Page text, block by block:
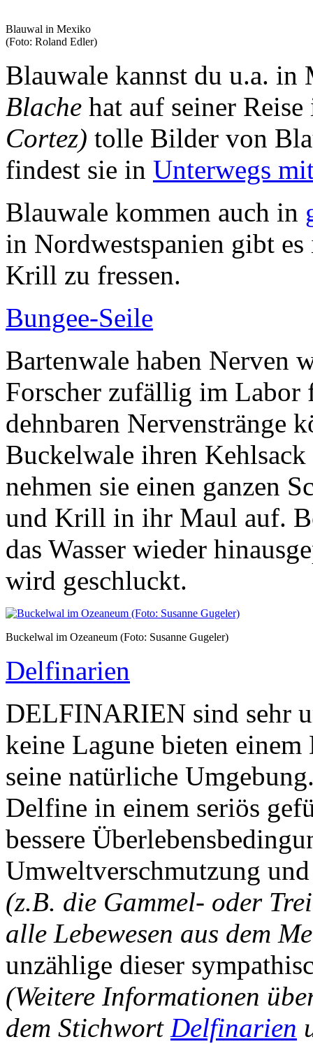
Blauwal in Mexiko
(Foto: Roland Edler)
Blauwale kannst du u.a.
Blache hat auf seiner
Cortez) tolle Bilder von
findest sie in Unterwegs
Blauwale kommen auch in
in Nordwestspanien gibt
Krill zu fressen.
Bungee-Seile
Bartenwale haben Nerven
Forscher zufällig im
dehnbaren Nervenstränge
Buckelwale ihren
nehmen sie einen ganzen
und Krill in ihr Maul auf.
das Wasser wieder
wird geschluckt.
Buckelwal im Ozeaneum (Foto: Susanne Gugeler)
Delfinarien
DELFINARIEN sind sehr
keine Lagune bieten
seine natürliche
Delfine in einem seriös
bessere
Umweltverschmutzung
(z.B. die Gammel- oder
alle Lebewesen aus dem
unzählige dieser
(Weitere Informationen
dem Stichwort Delfinarien